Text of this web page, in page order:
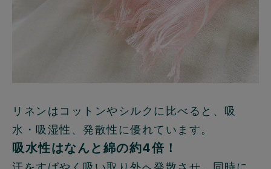
リネンはコットンやシルクに比べると、吸
水・吸湿性、発散性に優れています。
吸水性はなんと綿の約4倍！